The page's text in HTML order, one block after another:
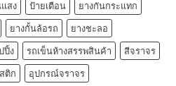
สง ป้ายเตือน
ยางกันกระแทก
ยางกั้นล้อรถ
ยางชะลอ
ปิ้ง รถเข็นห้างสรรพสินค้า
สีจราจร
ติก
อุปกรณ์จราจร